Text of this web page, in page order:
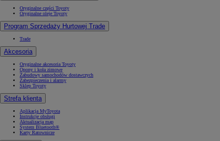
Oryginalne części Toyoty
Oryginalne oleje Toyoty
Program Sprzedaży Hurtowej Trade
Trade
Akcesoria
Oryginalne akcesoria Toyoty
Opony i koła zimowe
Zabudowy samochodów dostawczych
Zabezpieczenia i alarmy
Sklep Toyoty
Strefa klienta
Aplikacja MyToyota
Instrukcje obsługi
Aktualizacja map
System Bluetooth®
Karty Ratownicze